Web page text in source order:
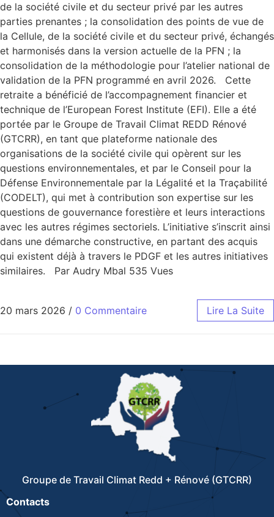
de la société civile et du secteur privé par les autres
parties prenantes ; la consolidation des points de vue de
la Cellule, de la société civile et du secteur privé, échangés
et harmonisés dans la version actuelle de la PFN ; la
consolidation de la méthodologie pour l’atelier national de
validation de la PFN programmé en avril 2026. Cette
retraite a bénéficié de l’accompagnement financier et
technique de l’European Forest Institute (EFI). Elle a été
portée par le Groupe de Travail Climat REDD Rénové
(GTCRR), en tant que plateforme nationale des
organisations de la société civile qui opèrent sur les
questions environnementales, et par le Conseil pour la
Défense Environnementale par la Légalité et la Traçabilité
(CODELT), qui met à contribution son expertise sur les
questions de gouvernance forestière et leurs interactions
avec les autres régimes sectoriels. L’initiative s’inscrit ainsi
dans une démarche constructive, en partant des acquis
qui existent déjà à travers le PDGF et les autres initiatives
similaires. Par Audry Mbal 535 Vues
20 mars 2026 / 0 Commentaire Lire La Suite
Groupe de Travail Climat Redd + Rénové (GTCRR)
Contacts